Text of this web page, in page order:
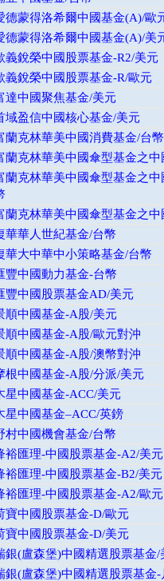
德蒙得洛希爾中國基金(A)/歐
德蒙得洛希爾中國基金(A)/美
義銳榮中國股票基金-R2/美元
義銳榮中國股票基金-R/歐元
達中國聚焦基金/美元
域盈信中國核心基金/美元
蘭克林華美中國消費基金/台幣
蘭克林華美中國傘型基金之
蘭克林華美中國傘型基金之
蘭克林華美中國傘型基金之
華華人世紀基金/台幣
華大中華中小策略基金/台幣
豐中國動力基金-台幣
豐中國股票基金AD/美元
順中國基金-A股/美元
順中國基金-A股/歐元對沖
順中國基金-A股/澳幣對沖
根中國基金-A股/分派/美元
星中國基金-ACC/美元
星中國基金–ACC/英鎊
村中國機會基金/台幣
裕匯理-中國股票基金-A2/美元
裕匯理-中國股票基金-B2/美元
裕匯理-中國股票基金-A2/歐元
寶中國股票基金-D/歐元
寶中國股票基金-D/美元
銀(盧森堡)中國精選股票基金/
銀(盧森堡)中國精選股票基金